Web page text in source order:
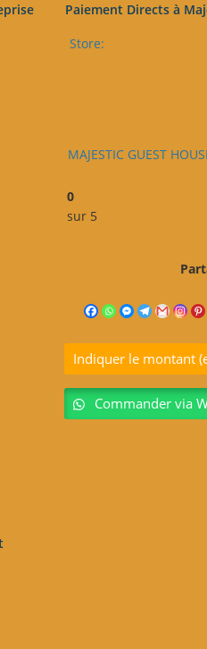
Paiement Directs à
Store:
MAJESTIC GUEST
0
sur 5
Indiquer le montant
Commander via